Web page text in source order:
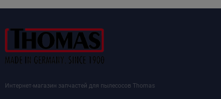
Интернет-магазин запчастей для пылесосов Thomas